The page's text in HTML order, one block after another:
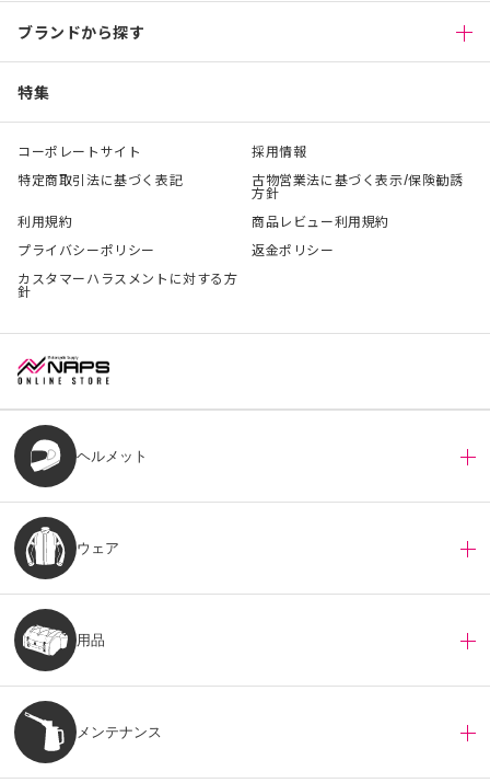
ブランドから探す
特集
コーポレートサイト
採用情報
特定商取引法に基づく表記
古物営業法に基づく表示/保険勧誘
方針
利用規約
商品レビュー利用規約
プライバシーポリシー
返金ポリシー
カスタマーハラスメントに対する方
針
ヘルメット
ウェア
用品
メンテナンス